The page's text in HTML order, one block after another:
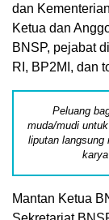
dan
Ketua dan
BNSP, pejabat
RI, BP2MI, dan
Peluang
muda/mudi
liputan langsung
Mantan Ketua